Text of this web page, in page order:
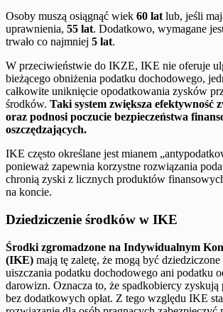
Osoby muszą osiągnąć wiek 60 lat lub, jeśli
uprawnienia, 55 lat. Dodatkowo, wymagane
trwało co najmniej 5 lat.
W przeciwieństwie do IKZE, IKE nie oferuje
bieżącego obniżenia podatku dochodowego,
całkowite uniknięcie opodatkowania zysków
środków. Taki system zwiększa efektywność
oraz podnosi poczucie bezpieczeństwa
oszczędzających.
IKE często określane jest mianem
ponieważ zapewnia korzystne rozwiązania
chronią zyski z licznych produktów
na koncie.
Dziedziczenie środków w IKE
Środki zgromadzone na Indywidualnym
(IKE) mają tę zaletę, że mogą być
uiszczania podatku dochodowego ani podatku
darowizn. Oznacza to, że spadkobiercy zyskują
bez dodatkowych opłat. Z tego względu IKE